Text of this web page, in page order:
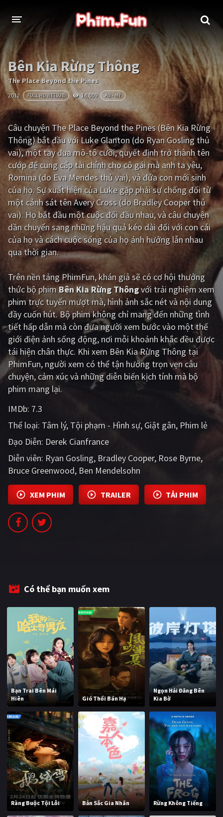
THỂ LOẠI
Thần thoại - Cổ trang Hành động
Tâm lý Chiến tranh
Võ thuật - Kiếm hiệp Nhạc kịch
Kinh dị Tội phạm - Hình sự
Phiêu lưu Hài hước
Viễn tưởng Khoa học - Tài liệu
Hoạt hình Thể thao
Tình cảm - Lãng mạn Kỳ ảo
Giật gân Gia đình
Bí ẩn
Viễn Tây Tiểu sử
GameShow DramaTV
QUỐC GIA
Âu - Mỹ Trung Quốc - Hồng Kông
Hàn Quốc Nhật Bản
Ấn Độ Việt Nam
Tổng hợp
CẬP NHẬT
PHIM MỚI
PHIM BỘ
PHIM LẺ
PHIM CHIẾU RẠP
TUYỂN TẬP PHIM
Bên Kia Rừng Thông
The Place Beyond the Pines
2012 FULL HD VIETSUB 14,009 ÂU - MỸ
Câu chuyện The Place Beyond the Pines (Bên Kia Rừng
Thông) bắt đầu với Luke Glanton (do Ryan Gosling thủ
vai), một tay đua mô-tô cưỡi, quyết định trở thành tên
cướp để cung cấp tài chính cho cô gái mà anh ta yêu,
Romina (do Eva Mendes thủ vai), và đứa con mới sinh
của họ. Sự xuất hiện của Luke gặp phải sự chống đối từ
một cảnh sát tên Avery Cross (do Bradley Cooper thủ
vai). Họ bắt đầu một cuộc đối đầu nhau, và câu chuyện
dần chuyển sang những hậu quả kéo dài đối với con cái
của họ và cách cuộc sống của họ ảnh hưởng lẫn nhau
qua thời gian.
Trên nền tảngPhimFun, khán giả sẽ có cơ hội thưởng
thức bộ phimBên Kia Rừng Thôngvới trải nghiệm xem
phim trực tuyến mượt mà, hình ảnh sắc nét và nội dung
đầy cuốn hút. Bộ phim không chỉ mang đến những tình
tiết hấp dẫn mà còn đưa người xem bước vào một thế
giới điện ảnh sống động, nơi mỗi khoảnh khắc đều được
tái hiện chân thực. Khi xem Bên Kia Rừng Thông tại
PhimFun, người xem có thể tận hưởng trọn vẹn câu
chuyện, cảm xúc và những diễn biến kịch tính mà bộ
phim mang lại.
IMDb: 7.3
Thể loại: Tâm lý Tội phạm - Hình sự Giật gân Phim lẻ
Đạo Diễn: Derek Cianfrance
Diễn viên: Ryan Gosling Bradley Cooper Rose Byrne
Bruce Greenwood Ben Mendelsohn
XEM PHIM TRAILER TẢI PHIM
Có thể bạn muốn xem
Bạn Trai Bên Mái
Hiên
Gió Thổi Bán Hạ
Ngọn Hải Đăng Bên
Kia Bờ
Ràng Buộc Tội Lỗi Bản Sắc Gia Nhân Rừng Không Tiếng